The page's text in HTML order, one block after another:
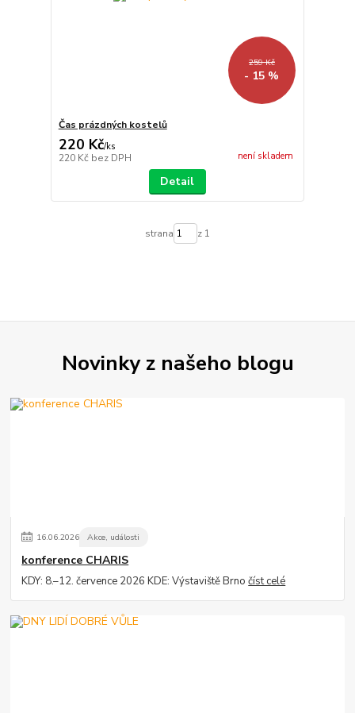
259 Kč
- 15 %
Čas prázdných kostelů
220 Kč/ks
220 Kč bez DPH není skladem
Detail
strana z 1
Novinky z našeho blogu
16.06.2026 Akce, události
konference CHARIS
KDY: 8.–12. července 2026 KDE: Výstaviště Brnočíst celé